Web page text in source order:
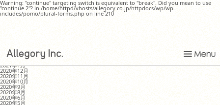
Warning: "continue" targeting switch is equivalent to "break". Did you mean to use
"continue 2"? in /home/httpd/vhosts/allegory.co.jp/httpdocs/wp/wp-
includes/pomo/plural-forms.php on line 210
MONTHLY ARCHIVE
2021年8月
2021年4月
2021年1月
2020年12月
2020年11月
2020年10月
2020年9月
2020年8月
2020年6月
2020年5月